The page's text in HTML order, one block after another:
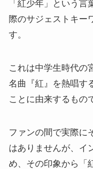
「紅少年」という
際のサジェストキー
す。
これは中学生時代の
名曲『紅』を熱唱す
ことに由来するもの
ファンの間で実際に
はありませんが、イ
め、その印象から「